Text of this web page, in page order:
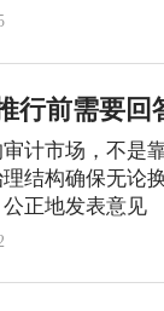
行前需要回
计市场，不是
结构确保无论
正地发表意见